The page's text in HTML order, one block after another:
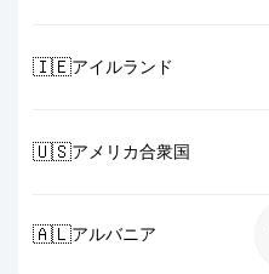
🇮🇪アイルランド
🇺🇸アメリカ合衆国
🇦🇱アルバニア